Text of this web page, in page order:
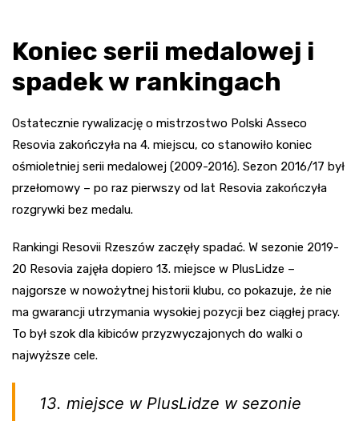
Koniec serii medalowej i
spadek w rankingach
Ostatecznie rywalizację o mistrzostwo Polski Asseco
Resovia zakończyła na 4. miejscu, co stanowiło koniec
ośmioletniej serii medalowej (2009-2016). Sezon 2016/17 był
przełomowy – po raz pierwszy od lat Resovia zakończyła
rozgrywki bez medalu.
Rankingi Resovii Rzeszów zaczęły spadać. W sezonie 2019-
20 Resovia zajęła dopiero 13. miejsce w PlusLidze –
najgorsze w nowożytnej historii klubu, co pokazuje, że nie
ma gwarancji utrzymania wysokiej pozycji bez ciągłej pracy.
To był szok dla kibiców przyzwyczajonych do walki o
najwyższe cele.
13. miejsce w PlusLidze w sezonie